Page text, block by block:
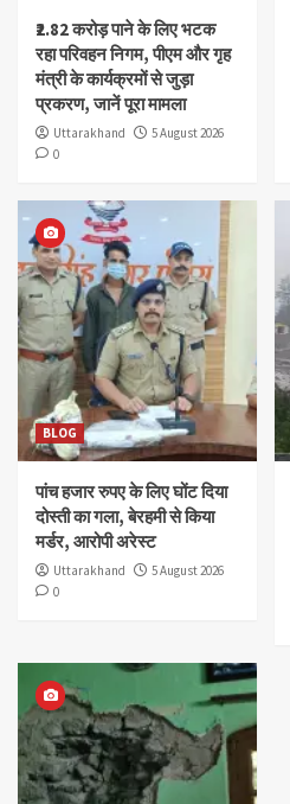
₹2.82 करोड़ पाने के लिए भटक
रहा परिवहन निगम, पीएम और गृह
मंत्री के कार्यक्रमों से जुड़ा
प्रकरण, जानें पूरा मामला
Uttarakhand
5 August 2026
0
BLOG
पांच हजार रुपए के लिए घोंट दिया
दोस्ती का गला, बेरहमी से किया
मर्डर, आरोपी अरेस्ट
Uttarakhand
5 August 2026
0